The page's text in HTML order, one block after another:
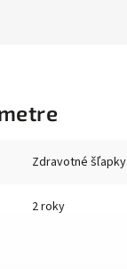
Zdravotné šľapky
2 roky